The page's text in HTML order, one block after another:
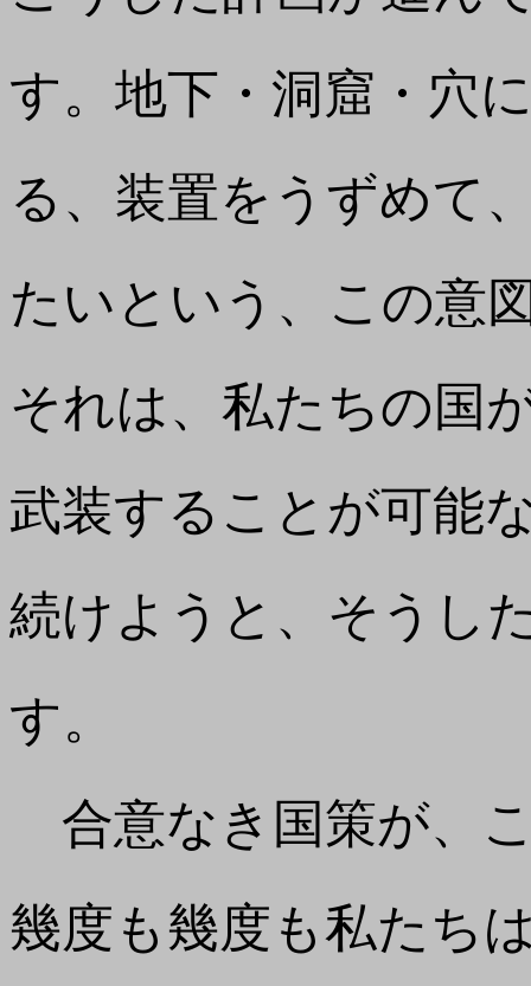
す。地下・洞窟・穴
る、装置をうずめて
たいという、この意
それは、私たちの国
武装することが可能
続けようと、そうし
す。
合意なき国策が、
幾度も幾度も私たち